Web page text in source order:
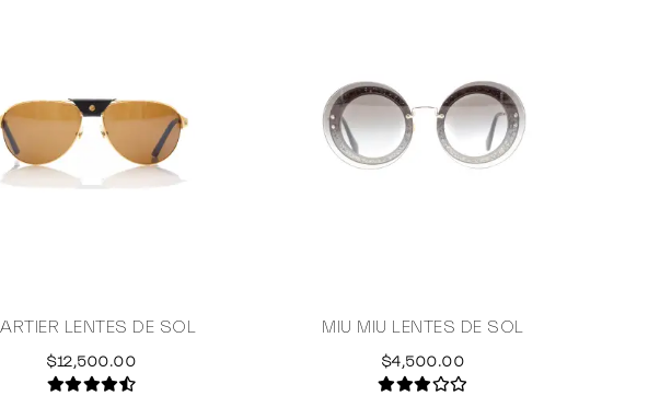
LENTES DE SOL
$12,500.00
MIU MIU LENTES DE SOL
$4,500.00